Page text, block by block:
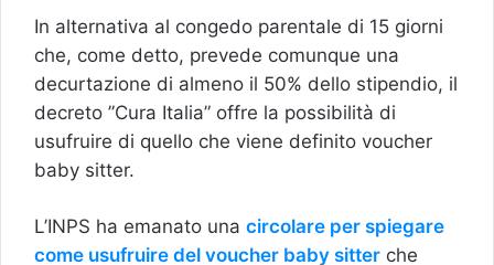
In alternativa al congedo parentale di 15 giorni
che, come detto, prevede comunque una
decurtazione di almeno il 50% dello stipendio, il
decreto ”Cura Italia” offre la possibilità di
usufruire di quello che viene definito voucher
baby sitter.
L’INPS ha emanato una circolare per spiegare
come usufruire del voucher baby sitter che